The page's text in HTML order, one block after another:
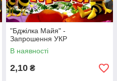
"Бджілка Майя" -
Запрошення УКР
В наявності
2,10 ₴